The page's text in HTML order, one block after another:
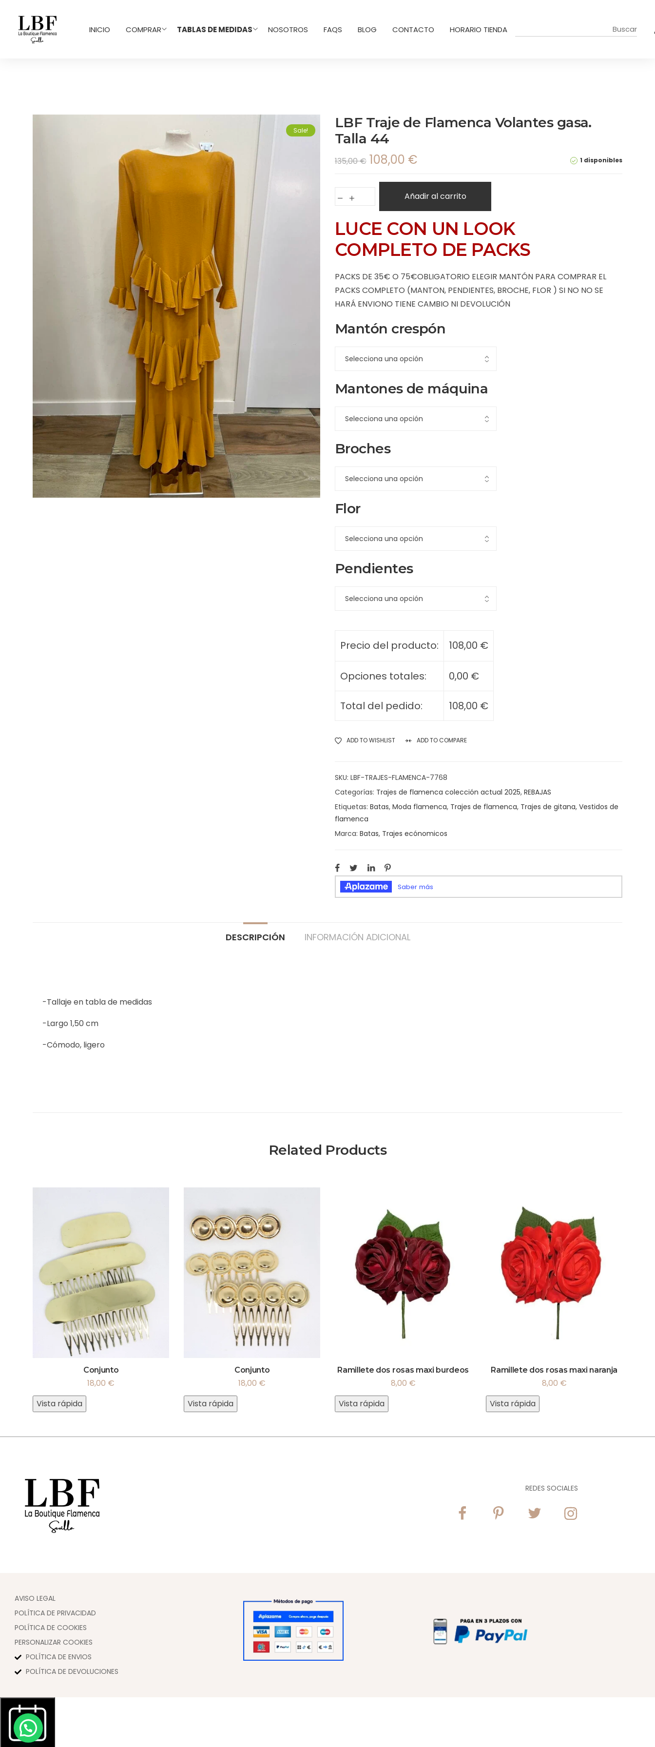
INICIO COMPRAR TABLAS DE MEDIDAS NOSOTROS FAQS BLOG CONTACTO HORARIO TIENDA
Sale!
LBF Traje de Flamenca Volantes gasa.
Talla 44
1 disponibles
135,00€ 108,00 €
Añadir al carrito
LUCE CON UN LOOK
COMPLETO DE PACKS
PACKS DE 35€ O 75€OBLIGATORIO ELEGIR MANTÓN PARA COMPRAR EL
PACKS COMPLETO (MANTON, PENDIENTES, BROCHE, FLOR ) SI NO NO SE
HARÁ ENVIONO TIENE CAMBIO NI DEVOLUCIÓN
Mantón crespón
Mantones de máquina
Broches
Flor
Pendientes
Precio del producto: 108,00 €
Opciones totales: 0,00 €
Total del pedido: 108,00 €
ADD TO WISHLIST ADD TO COMPARE
SKU: LBF-TRAJES-FLAMENCA-7768
Categorías: Trajes de flamenca colección actual 2025, REBAJAS
Etiquetas: Batas, Moda flamenca, Trajes de flamenca, Trajes de gitana, Vestidos de
flamenca
Marca: Batas, Trajes ecónomicos
DESCRIPCIÓN INFORMACIÓN ADICIONAL
-Tallaje en tabla de medidas
-Largo 1,50 cm
-Cómodo, ligero
Related Products
Conjunto
18,00 €
Vista rápida
Conjunto
18,00 €
Vista rápida
Ramillete dos rosas maxi burdeos
8,00 €
Vista rápida
Ramillete dos rosas maxi naranja
8,00 €
Vista rápida
REDES SOCIALES
AVISO LEGAL
POLÍTICA DE PRIVACIDAD
POLÍTICA DE COOKIES
PERSONALIZAR COOKIES
POLÍTICA DE ENVIOS
POLÍTICA DE DEVOLUCIONES